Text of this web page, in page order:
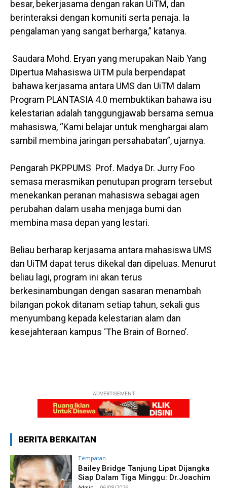
besar, bekerjasama dengan rakan UiTM, dan
berinteraksi dengan komuniti serta penaja. Ia
pengalaman yang sangat berharga,” katanya.
Saudara Mohd. Eryan yang merupakan Naib Yang
Dipertua Mahasiswa UiTM pula berpendapat
bahawa kerjasama antara UMS dan UiTM dalam
Program PLANTASIA 4.0 membuktikan bahawa isu
kelestarian adalah tanggungjawab bersama semua
mahasiswa, “Kami belajar untuk menghargai alam
sambil membina jaringan persahabatan”, ujarnya.
Pengarah PKPPUMS Prof. Madya Dr. Jurry Foo
semasa merasmikan penutupan program tersebut
menekankan peranan mahasiswa sebagai agen
perubahan dalam usaha menjaga bumi dan
membina masa depan yang lestari.
Beliau berharap kerjasama antara mahasiswa UMS
dan UiTM dapat terus dikekal dan dipeluas. Menurut
beliau lagi, program ini akan terus
berkesinambungan dengan sasaran menambah
bilangan pokok ditanam setiap tahun, sekali gus
menyumbang kepada kelestarian alam dan
kesejahteraan kampus ‘The Brain of Borneo’.
ADVERTISEMENT
BERITA BERKAITAN
Tempatan
Bailey Bridge Tanjung Lipat Dijangka
Siap Dalam Tiga Minggu: Dr.Joachim